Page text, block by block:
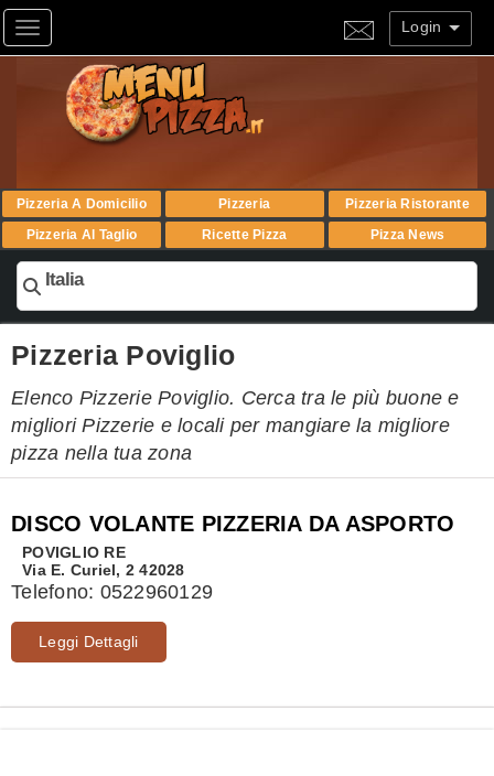
Toggle navigation Login
Pizzeria A Domicilio Pizzeria
Pizzeria Ristorante
Pizzeria Al Taglio
Ricette Pizza Pizza News
Italia
Pizzeria Poviglio
Elenco Pizzerie Poviglio. Cerca tra le più buone e
migliori Pizzerie e locali per mangiare la migliore
pizza nella tua zona
DISCO VOLANTE PIZZERIA DA ASPORTO
POVIGLIO RE
Via E. Curiel, 2 42028
Telefono: 0522960129
Leggi Dettagli